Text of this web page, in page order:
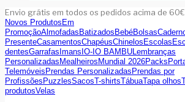
Envio grátis em todos os pedidos acima de 60€
Novos ProdutosEm
PromoçãoAlmofadasBatizadosBebéBolsas
PresenteCasamentosChapéusChinelosEscolas
dentesGarrafasImansIO-IO BAMBULembranças
PersonalizadasMealheirosMundial 2026Packs
TelemóveisPrendas PersonalizadasPrendas por
ProfissõesPuzzlesSacosT-shirtsTábuaTapa olhos
produtosVelas